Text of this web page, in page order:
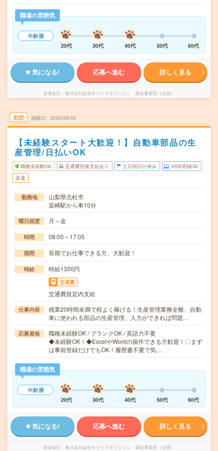
職場の雰囲気
年齢層
20代
30代 40代 50代 60代
気になる! 応募へ進む 詳しく見る
派遣会社 株式会社綜合キャリアオプション 製造事業部（全国）
未読 掲載日 2026/08/05
【未経験スタート大歓迎！】自動車部品の生
産管理/日払いOK
職種未経験OK 交通費別途支給あり 土日祝日が休み WEB登録OK
派遣
勤務地
山梨県北杜市
韮崎駅から車10分
曜日頻度 月～金
時間 08:00～17:05
期間 長期でお仕事できる方、大歓迎！
時給 時給1300円
交通費
交通費規定内支給
仕事内容
残業20時間未満で程よく稼げる！生産管理業務全般、自動
車に使われる部品の生産管理。入力ができれば問題…
応募資格
職種未経験OK / ブランクOK / 英語力不要
◆未経験OK！◆ExcelやWordの操作できる方歓迎！〇まず
は事前登録だけでもOK！履歴書不要で気…
職場の雰囲気
年齢層
20代
30代 40代 50代 60代
気になる! 応募へ進む 詳しく見る
派遣会社 株式会社綜合キャリアオプション 製造事業部（全国）